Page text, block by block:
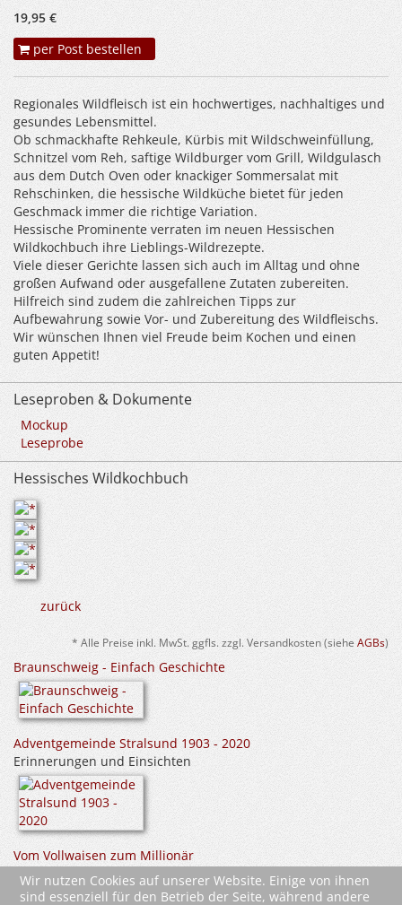
19,95 €
per Post bestellen
Regionales Wildfleisch ist ein hochwertiges, nachhaltiges und
gesundes Lebensmittel.
Ob schmackhafte Rehkeule, Kürbis mit Wildschweinfüllung,
Schnitzel vom Reh, saftige Wildburger vom Grill, Wildgulasch
aus dem Dutch Oven oder knackiger Sommersalat mit
Rehschinken, die hessische Wildküche bietet für jeden
Geschmack immer die richtige Variation.
Hessische Prominente verraten im neuen Hessischen
Wildkochbuch ihre Lieblings-Wildrezepte.
Viele dieser Gerichte lassen sich auch im Alltag und ohne
großen Aufwand oder ausgefallene Zutaten zubereiten.
Hilfreich sind zudem die zahlreichen Tipps zur
Aufbewahrung sowie Vor- und Zubereitung des Wildfleischs.
Wir wünschen Ihnen viel Freude beim Kochen und einen
guten Appetit!
Leseproben & Dokumente
Mockup
Leseprobe
Hessisches Wildkochbuch
zurück
* Alle Preise inkl. MwSt. ggfls. zzgl. Versandkosten (sieheAGBs)
Braunschweig - Einfach Geschichte
Adventgemeinde Stralsund 1903 - 2020
Erinnerungen und Einsichten
Vom Vollwaisen zum Millionär
Ein (Lehr-)Buch für alle, die etwas erreichen wollen
Wir nutzen Cookies auf unserer Website. Einige von ihnen
sind essenziell für den Betrieb der Seite, während andere